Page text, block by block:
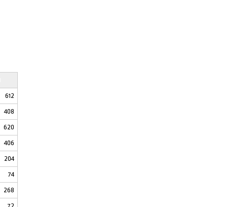
612
408
620
406
204
74
268